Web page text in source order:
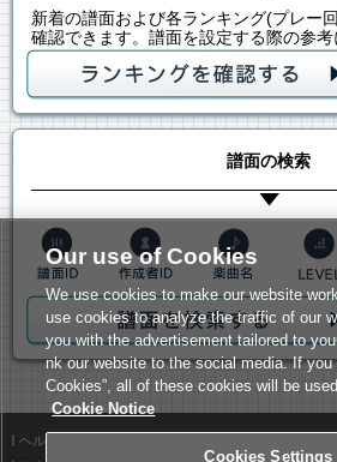
新着の譜面および各ランキング(プレー
確認できます。譜面を設定する際の参考
譜面の検索
ヘルプ
Our use of Cookies
We use cookies to make our website
use cookies to analyze the traffic of our
you with the advertisement tailored to
nk our website to the social media. If you
Cookies”, all of these cookies will be
Cookie Notice
Cookies Settings